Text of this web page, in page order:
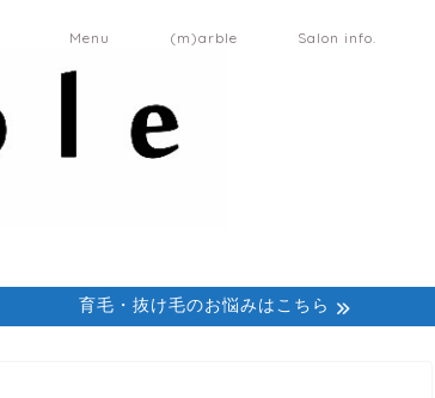
Menu (m)arble Salon info.
育毛・抜け毛のお悩みはこちら